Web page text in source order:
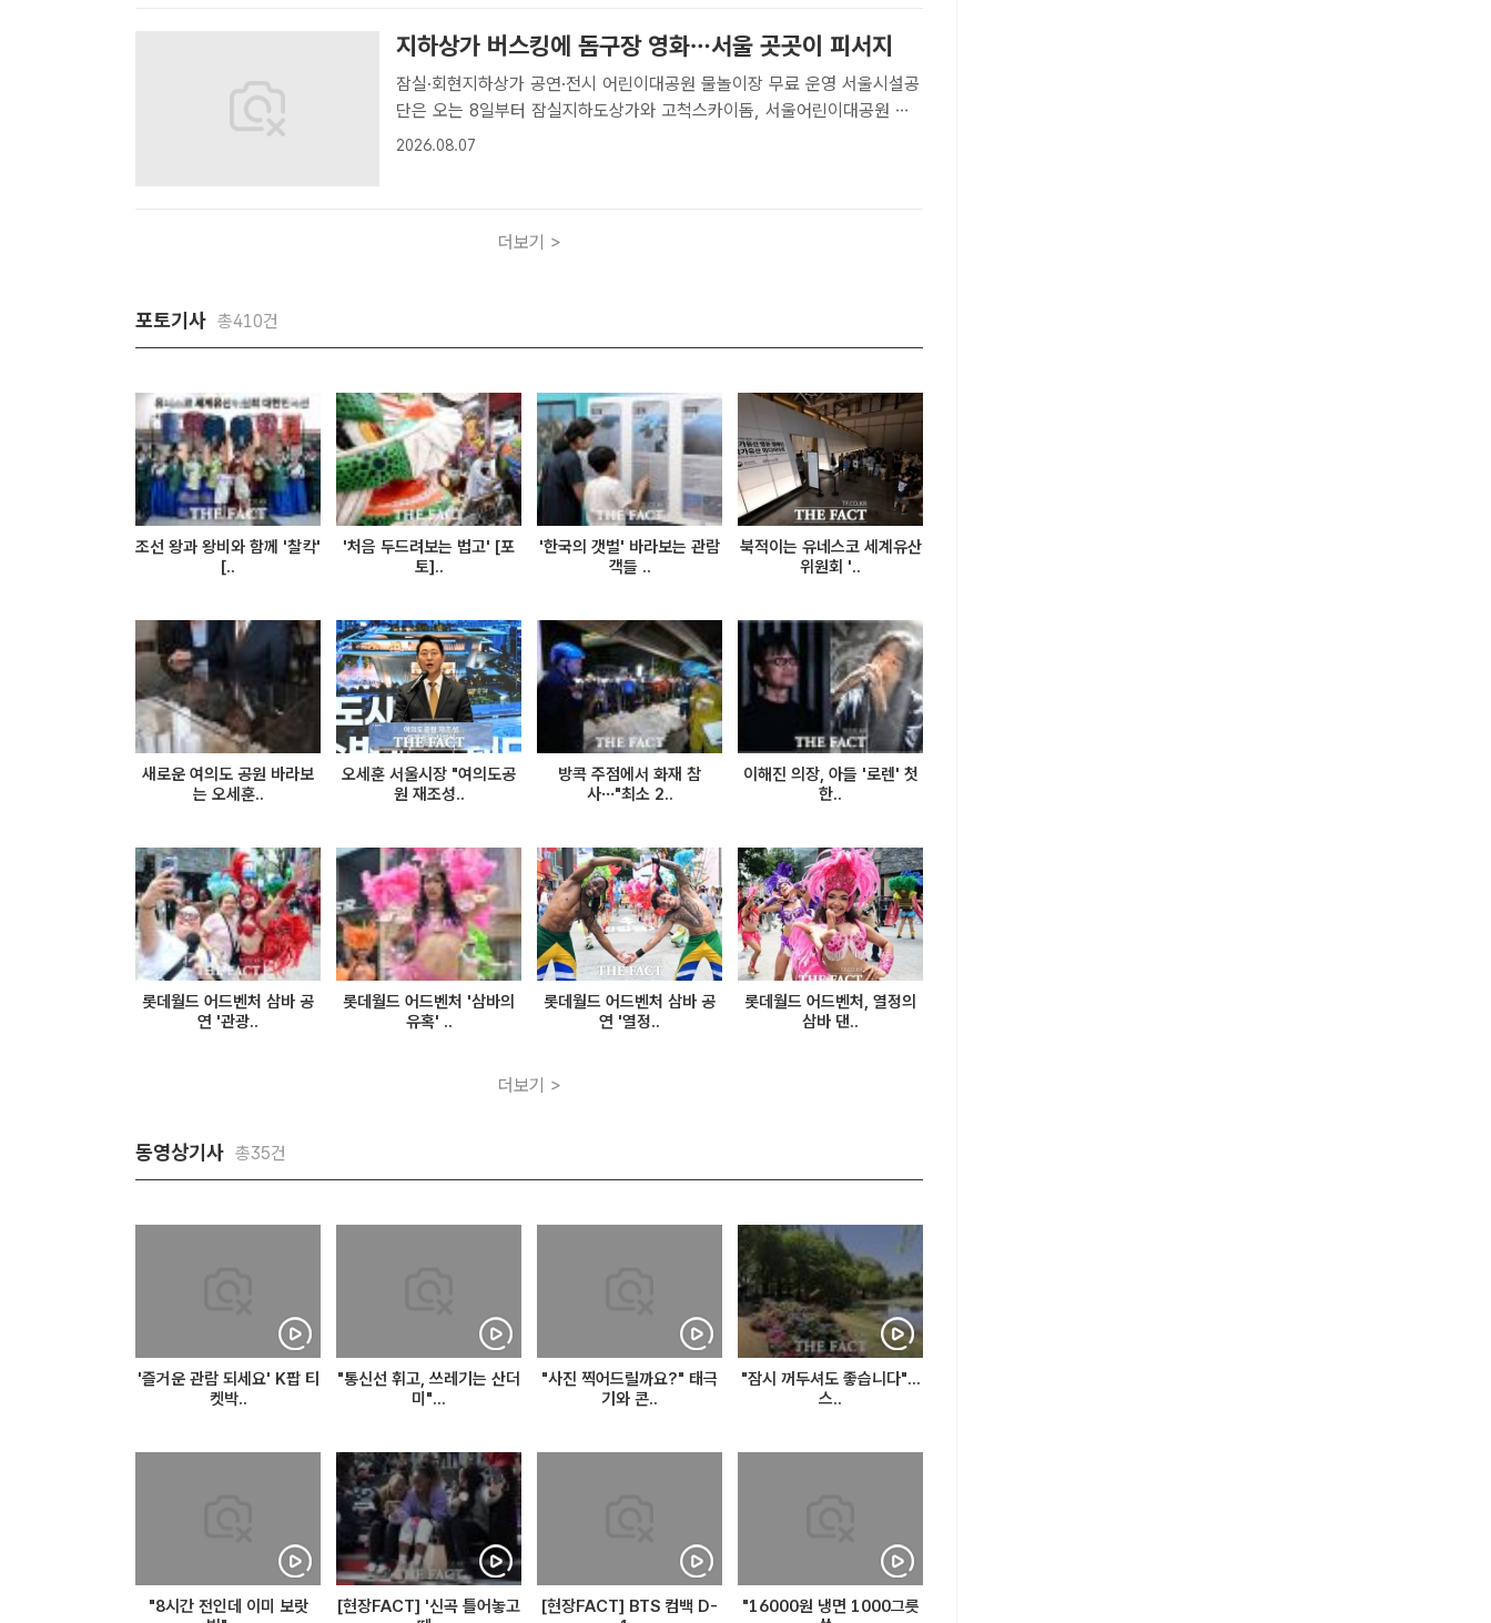
지하상가 버스킹에 돔구장 영화…서울 곳곳이 피서지
잠실·회현지하상가 공연·전시 어린이대공원 물놀이장 무료 운영 서울시설공
단은 오는 8일부터 잠실지하도상가와 고척스카이돔, 서울어린이대공원 등
에서 여름 문화·체험 행사를 진행한다고 7일 밝혔다. /서울시[더팩트 | 김명
2026.08.07
더보기 >
포토기사 총410건
조선 왕과 왕비와 함께 '찰칵'
[..
'처음 두드려보는 법고' [포
토]..
'한국의 갯벌' 바라보는 관람
객들 ..
북적이는 유네스코 세계유산
위원회 '..
새로운 여의도 공원 바라보
는 오세훈..
오세훈 서울시장 "여의도공
원 재조성..
방콕 주점에서 화재 참
사…"최소 2..
이해진 의장, 아들 '로렌' 첫
한..
롯데월드 어드벤처 삼바 공
연 '관광..
롯데월드 어드벤처 '삼바의
유혹' ..
롯데월드 어드벤처 삼바 공
연 '열정..
롯데월드 어드벤처, 열정의
삼바 댄..
더보기 >
동영상기사 총35건
'즐거운 관람 되세요' K팝 티
켓박..
"통신선 휘고, 쓰레기는 산더
미"...
"사진 찍어드릴까요?" 태극
기와 콘..
"잠시 꺼두셔도 좋습니다"...
스..
"8시간 전인데 이미 보랏
[현장FACT] '신곡 틀어놓고
[현장FACT] BTS 컴백 D-
"16000원 냉면 1000그릇